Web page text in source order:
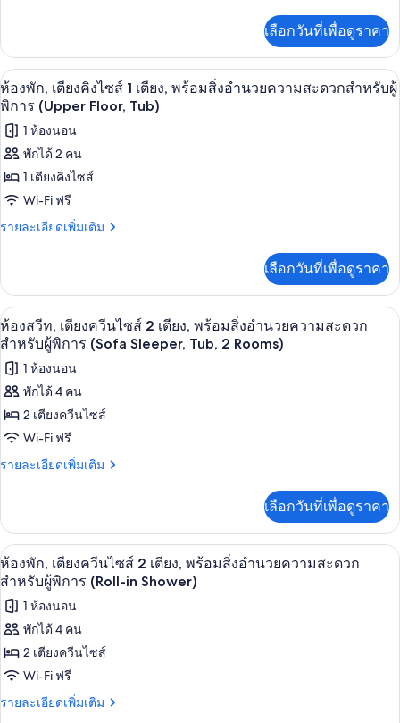
2
Rooms)
Tub,
2
Rooms)
ไซส์
1
เตียง,
พร้อม
สิ่ง
อำนวย
ความ
สะดวก
พิการ
(Upper
Floor,
Roll-
in
Shower)
เกี่ยว
กับ
ห้อง
พัก,
คิง
ไซส์
เตียง,
พร้อม
อำนวย
ผู้
พิการ
(Upper
Floor,
Roll-
in
Shower)
เลือกวันที่เพื่อดูราคา
เปิด
ภาพถ่าย
ทั้งหมด
ของ
ห้อง
พัก,
เตียง
ไซส์
1
เตียง,
พร้อม
สิ่ง
อำนวย
ความ
สะดวก
พิการ
(Upper
Floor,
Tub)
โต๊ะทำงาน, พื้นที่ทำงานแบบใช้แล็ปท็อ
5
ห้องพัก, เตียงคิงไซส์ 1 เตียง, พร้อมสิ่งอำนวยความสะดวกสำหรับผู้
พิการ (Upper Floor, Tub)
1 ห้องนอน
พักได้ 2 คน
1 เตียงคิงไซส์
Wi-Fi ฟรี
รายละเอียดเพิ่มเติม
ราย
เกี่ยว
กับ
ห้อง
พัก,
คิง
ไซส์
เตียง,
พร้อม
อำนวย
ผู้
พิการ
(Upper
Floor,
Tub)
เลือกวันที่เพื่อดูราคา
เปิด
ภาพถ่าย
ทั้งหมด
ของ
ห้อง
สวีท,
เตียง
ไซส์
2
เตียง,
พร้อม
สิ่ง
อำนวย
ความ
สะดวก
ห้องสวีท, เตียงควีนไซส์ 2 เตียง, พร้อ
6
ห้องสวีท, เตียงควีนไซส์ 2 เตียง, พร้อมสิ่งอำนวยความสะดวก
สำหรับผู้พิการ (Sofa Sleeper, Tub, 2 Rooms)
1 ห้องนอน
พักได้ 4 คน
2 เตียงควีนไซส์
Wi-Fi ฟรี
รายละเอียดเพิ่มเติม
ราย
เกี่ยว
กับ
ห้อง
สวี
เตียง
ควีน
2
เตียง,
สิ่ง
เลือกวันที่เพื่อดูราคา
เปิด
ภาพถ่าย
ทั้งหมด
ของ
ห้อง
พัก,
เตียง
โต๊ะทำงาน, พื้นที่ทำงานแบบใช้แล็ปท็อ
5
ห้องพัก, เตียงควีนไซส์ 2 เตียง, พร้อมสิ่งอำนวยความสะดวก
สำหรับผู้พิการ (Roll-in Shower)
1 ห้องนอน
พักได้ 4 คน
2 เตียงควีนไซส์
Wi-Fi ฟรี
รายละเอียดเพิ่มเติม
ราย